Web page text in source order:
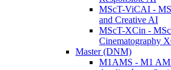
MScT-ViCAI -
and Creative AI
MScT-XCin -
Cinematography
Master (DNM)
M1AMS - M1